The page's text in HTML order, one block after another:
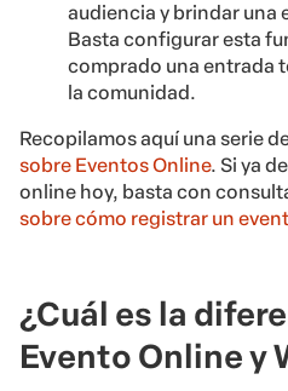
audiencia y brindar una
Basta configurar esta
comprado una entrada
la comunidad.
Recopilamos aquí una serie
sobre Eventos Online. Si ya
online hoy, basta con
sobre cómo registrar un
¿Cuál es la
Evento Online y